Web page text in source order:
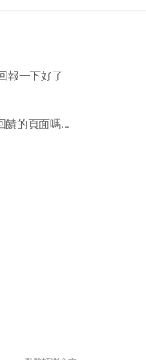
報一下好了
饋的頁面嗎...